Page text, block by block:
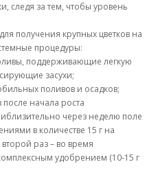
следя за тем, чтобы уровень
получения крупных цветков на
процедуры:
поддерживающие легкую
засухи;
поливов и осадков;
начала роста
через неделю поле
в количестве 15 г на
раз – во время
удобрением (10-15 г